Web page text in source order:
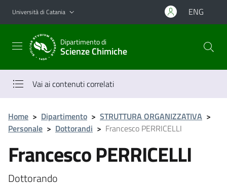
Vai al contenuto principale
Vai al menu di navigazione
Università di Catania ENG
Dipartimento di
Scienze Chimiche
Vai ai contenuti correlati
Home > Dipartimento > STRUTTURA ORGANIZZATIVA >
Personale > Dottorandi > Francesco PERRICELLI
Francesco PERRICELLI
Dottorando